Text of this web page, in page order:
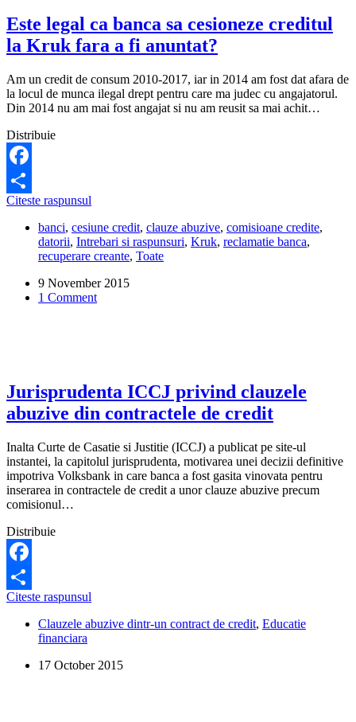
consumatori,
republicata
Este legal ca banca sa cesioneze creditul
la Kruk fara a fi anuntat?
Am un credit de consum 2010-2017, iar in 2014 am fost dat afara de
la locul de munca ilegal drept pentru care ma judec cu angajatorul.
Din 2014 nu am mai fost angajat si nu am reusit sa mai achit…
Distribuie
Facebook
Share
Citeste raspunsul
ca
banca
sa
creditul
la
banci, cesiune credit, clauze abuzive, comisioane credite,
datorii, Intrebari si raspunsuri, Kruk, reclamatie banca,
recuperare creante, Toate
9 November 2015
1 Comment
Jurisprudenta ICCJ privind clauzele
abuzive din contractele de credit
Inalta Curte de Casatie si Justitie (ICCJ) a publicat pe site-ul
instantei, la capitolul jurisprudenta, motivarea unei decizii definitive
impotriva Volksbank in care banca a fost gasita vinovata pentru
inserarea in contractele de credit a unor clauze abuzive precum
comisionul…
Distribuie
Facebook
Share
Citeste raspunsul
privind
din
Clauzele abuzive dintr-un contract de credit, Educatie
financiara
17 October 2015